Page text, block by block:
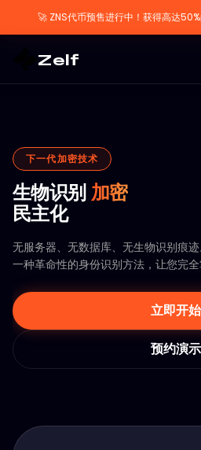
🚀 ZNS代币预售进行中！获得高达
Zelf
下一代加密技术
生物识别加密
民主化
无服务器、无数据库、无生物识别痕迹
一种革命性的身份识别方法，让您完全
立即开始
预约演示